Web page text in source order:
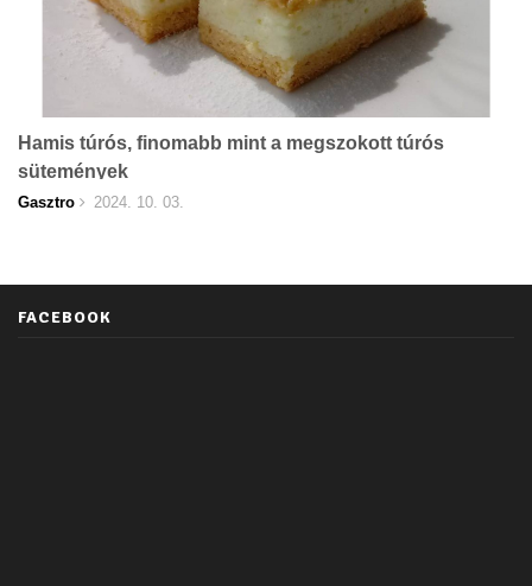
Hamis túrós, finomabb mint a megszokott túrós
sütemények
Gasztro 2024. 10. 03.
FACEBOOK